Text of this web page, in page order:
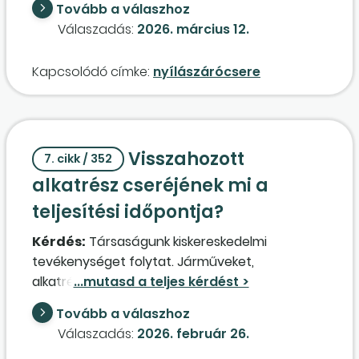
szerepel, melyből három darabnak még van
nettó értéke, négy darabnak már nincs. A
bármilyen számviteli előírást azzal, hogy az
adott évi leltárban több mobiltelefon van, mint
ahány munkavállaló dolgozik a társaságban?
Tovább a válaszhoz
Válaszadás: 2026. március 12.
Kapcsolódó címke: nyílászárócsere
7. cikk / 352
Visszahozott
alkatrész cseréjének mi a
teljesítési időpontja?
Kérdés: Társaságunk kiskereskedelmi
tevékenységet folytat. Járműveket,
alkatrészeket értékesít, és gépjárműjavítási
szolgáltatást nyújt. A kérdéseim számlázással
kapcsolatosak:
1. Ha az ügyfélnek a 12. hóban kiállítottunk egy
Tovább a válaszhoz
Válaszadás: 2026. február 26.